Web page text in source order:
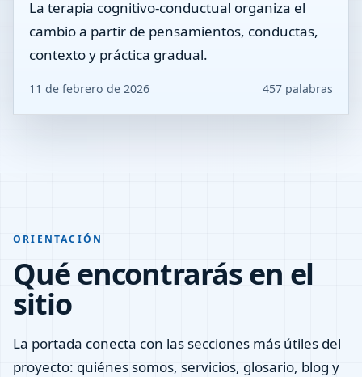
La terapia cognitivo-conductual organiza el
cambio a partir de pensamientos, conductas,
contexto y práctica gradual.
11 de febrero de 2026 457 palabras
ORIENTACIÓN
Qué encontrarás en el
sitio
La portada conecta con las secciones más útiles del
proyecto: quiénes somos, servicios, glosario, blog y